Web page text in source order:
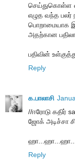
செய்துகொள்ள
எழுத வந்த பலர்
பொறாமையாக
அதற்கான
பதிவின்
Reply
க.பாலாசி
//ஈரோடு கதிர்
ஜோக் அடிச்சா
Reply